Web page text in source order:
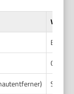
Vorteile